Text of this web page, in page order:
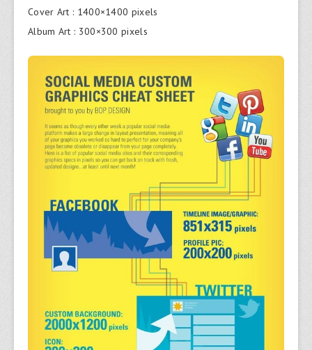
Cover Art : 1400×1400 pixels
Album Art : 300×300 pixels